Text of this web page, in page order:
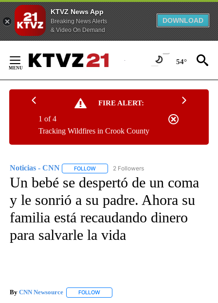
KTVZ News App
Breaking News Alerts
& Video On Demand
DOWNLOAD
Content
54°
FIRE ALERT:
Tracking Wildfires in Crook County
1 of 4
Noticias - CNN FOLLOW FOLLOW "NOTICIAS - CNN" TO RECEIVE
2 Followers
Un bebé se despertó de un coma
y le sonrió a su padre. Ahora su
familia está recaudando dinero
para salvarle la vida
By CNN Newsource FOLLOW